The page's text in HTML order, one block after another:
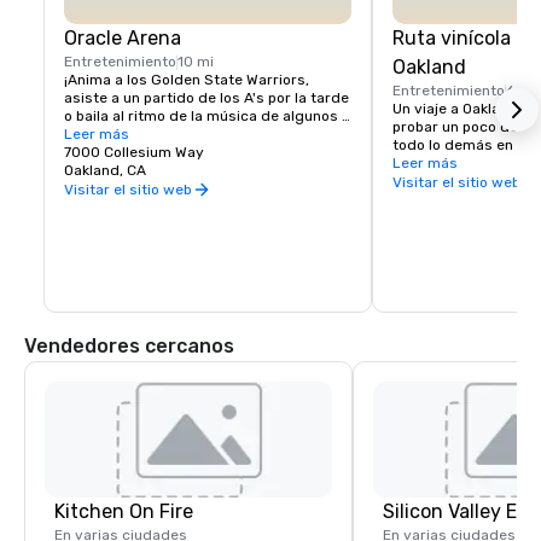
Oracle Arena
Entretenimiento10 mi
¡Anima a los Golden State Warriors,
asiste a un partido de los A's por la tarde
o baila al ritmo de la música de algunos
de tus artistas favoritos!
Leer más
7000 Collesium Way
Oakland, CA
Visitar el sitio web
Ruta vinícola
Oakland
Entretenimiento 6 mi
Un viaje a Oakland
probar un poco de
todo lo demás en
escena vinícola es
bodegas urbanas de
Oakland y haz
Leer más
Visitar el sitio web
Vendedores cercanos
Kitchen On Fire
En varias ciudades
En varias ciudades